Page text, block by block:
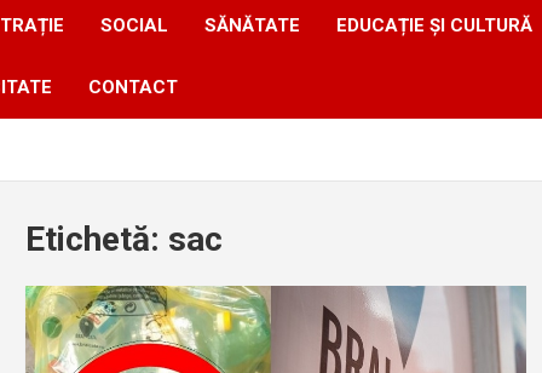
SOCIAL SĂNĂTATE EDUCAȚIE ȘI CULTURĂ
CONTACT
Etichetă: sac